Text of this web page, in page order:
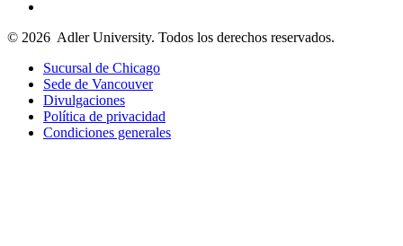
© 2026 Adler University. Todos los derechos reservados.
Sucursal de Chicago
Sede de Vancouver
Divulgaciones
Política de privacidad
Condiciones generales